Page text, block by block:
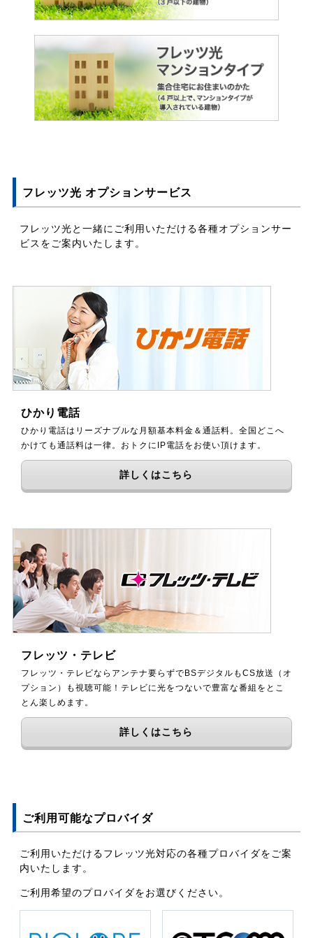
フレッツ光 オプションサービス
フレッツ光と一緒にご利用いただける各種オプションサー
ビスをご案内いたします。
ひかり電話
ひかり電話はリーズナブルな月額基本料金＆通話料。全国どこへ
かけても通話料は一律。おトクにIP電話をお使い頂けます。
詳しくはこちら
フレッツ・テレビ
フレッツ・テレビならアンテナ要らずでBSデジタルもCS放送（オ
プション）も視聴可能！テレビに光をつないで豊富な番組をとこ
とん楽しめます。
詳しくはこちら
ご利用可能なプロバイダ
ご利用いただけるフレッツ光対応の各種プロバイダをご案
内いたします。
ご利用希望のプロバイダをお選びください。